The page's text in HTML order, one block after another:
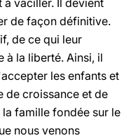
vaciller. Il devient
de façon définitive.
de ce qui leur
à la liberté. Ainsi, il
les enfants et
de croissance et de
famille fondée sur le
nous venons